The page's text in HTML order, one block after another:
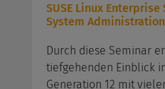
SUSE Linux Enterprise
System Administration
Durch diese Seminar
tiefgehenden Einblick
Generation 12 mit